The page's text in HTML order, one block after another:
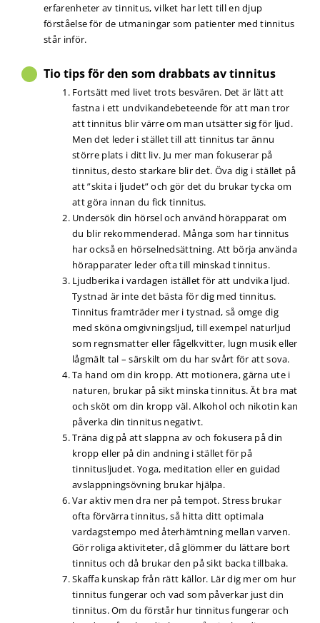
erfarenheter av tinnitus, vilket har lett till en djup
förståelse för de utmaningar som patienter med tinnitus
står inför.
Tio tips för den som drabbats av tinnitus
Fortsätt med livet trots besvären. Det är lätt att
fastna i ett undvikandebeteende för att man tror
att tinnitus blir värre om man utsätter sig för ljud.
Men det leder i stället till att tinnitus tar ännu
större plats i ditt liv. Ju mer man fokuserar på
tinnitus, desto starkare blir det. Öva dig i stället på
att ”skita i ljudet” och gör det du brukar tycka om
att göra innan du fick tinnitus.
Undersök din hörsel och använd hörapparat om
du blir rekommenderad. Många som har tinnitus
har också en hörselnedsättning. Att börja använda
hörapparater leder ofta till minskad tinnitus.
Ljudberika i vardagen istället för att undvika ljud.
Tystnad är inte det bästa för dig med tinnitus.
Tinnitus framträder mer i tystnad, så omge dig
med sköna omgivningsljud, till exempel naturljud
som regnsmatter eller fågelkvitter, lugn musik eller
lågmält tal – särskilt om du har svårt för att sova.
Ta hand om din kropp. Att motionera, gärna ute i
naturen, brukar på sikt minska tinnitus. Ät bra mat
och sköt om din kropp väl. Alkohol och nikotin kan
påverka din tinnitus negativt.
Träna dig på att slappna av och fokusera på din
kropp eller på din andning i stället för på
tinnitusljudet. Yoga, meditation eller en guidad
avslappningsövning brukar hjälpa.
Var aktiv men dra ner på tempot. Stress brukar
ofta förvärra tinnitus, så hitta ditt optimala
vardagstempo med återhämtning mellan varven.
Gör roliga aktiviteter, då glömmer du lättare bort
tinnitus och då brukar den på sikt backa tillbaka.
Skaffa kunskap från rätt källor. Lär dig mer om hur
tinnitus fungerar och vad som påverkar just din
tinnitus. Om du förstår hur tinnitus fungerar och